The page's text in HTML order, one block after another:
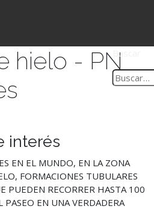
Buscar
hielo - PN
interés
EN EL MUNDO, EN LA ZONA
FORMACIONES TUBULARES
PUEDEN RECORRER HASTA 100
PASEO EN UNA VERDADERA